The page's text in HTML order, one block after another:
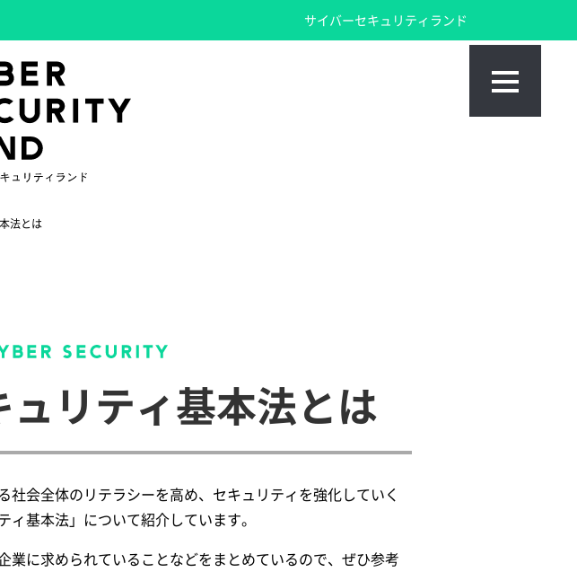
サイバーセキュリティランド
法とは
リティ基本法とは
社会全体のリテラシーを高め、セキュリティを強化していく
基本法」について紹介しています。
業に求められていることなどをまとめているので、ぜひ参考